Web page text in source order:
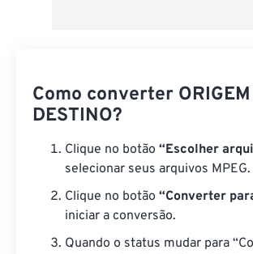
Como converter
DESTINO?
Clique no botão “Escolher
selecionar seus arquivos MPEG.
Clique no botão “Converter
iniciar a conversão.
Quando o status mudar para